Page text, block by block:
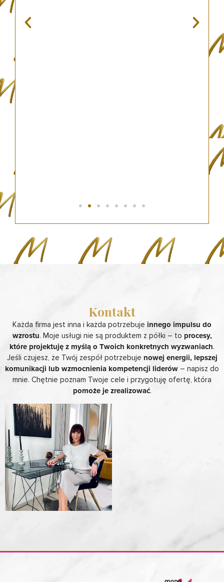
Kontakt
Każda firma jest inna i każda potrzebuje innego impulsu do
wzrostu. Moje usługi nie są produktem z półki – to procesy,
które projektuję z myślą o Twoich konkretnych wyzwaniach.
Jeśli czujesz, że Twój zespół potrzebuje nowej energii, lepszej
komunikacji lub wzmocnienia kompetencji liderów – napisz do
mnie. Chętnie poznam Twoje cele i przygotuję ofertę, która
pomoże je zrealizować.